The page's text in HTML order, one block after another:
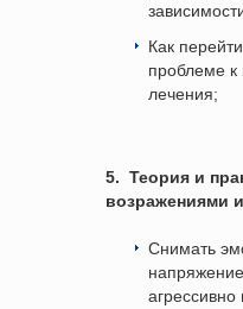
Как
проблеме к
лечения;
5. Теория и
возражениями
Снимать